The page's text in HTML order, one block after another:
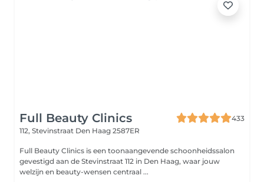
Full Beauty Clinics
433
112, Stevinstraat Den Haag 2587ER
Full Beauty Clinics is een toonaangevende schoonheidssalon
gevestigd aan de Stevinstraat 112 in Den Haag, waar jouw
welzijn en beauty-wensen centraal ...